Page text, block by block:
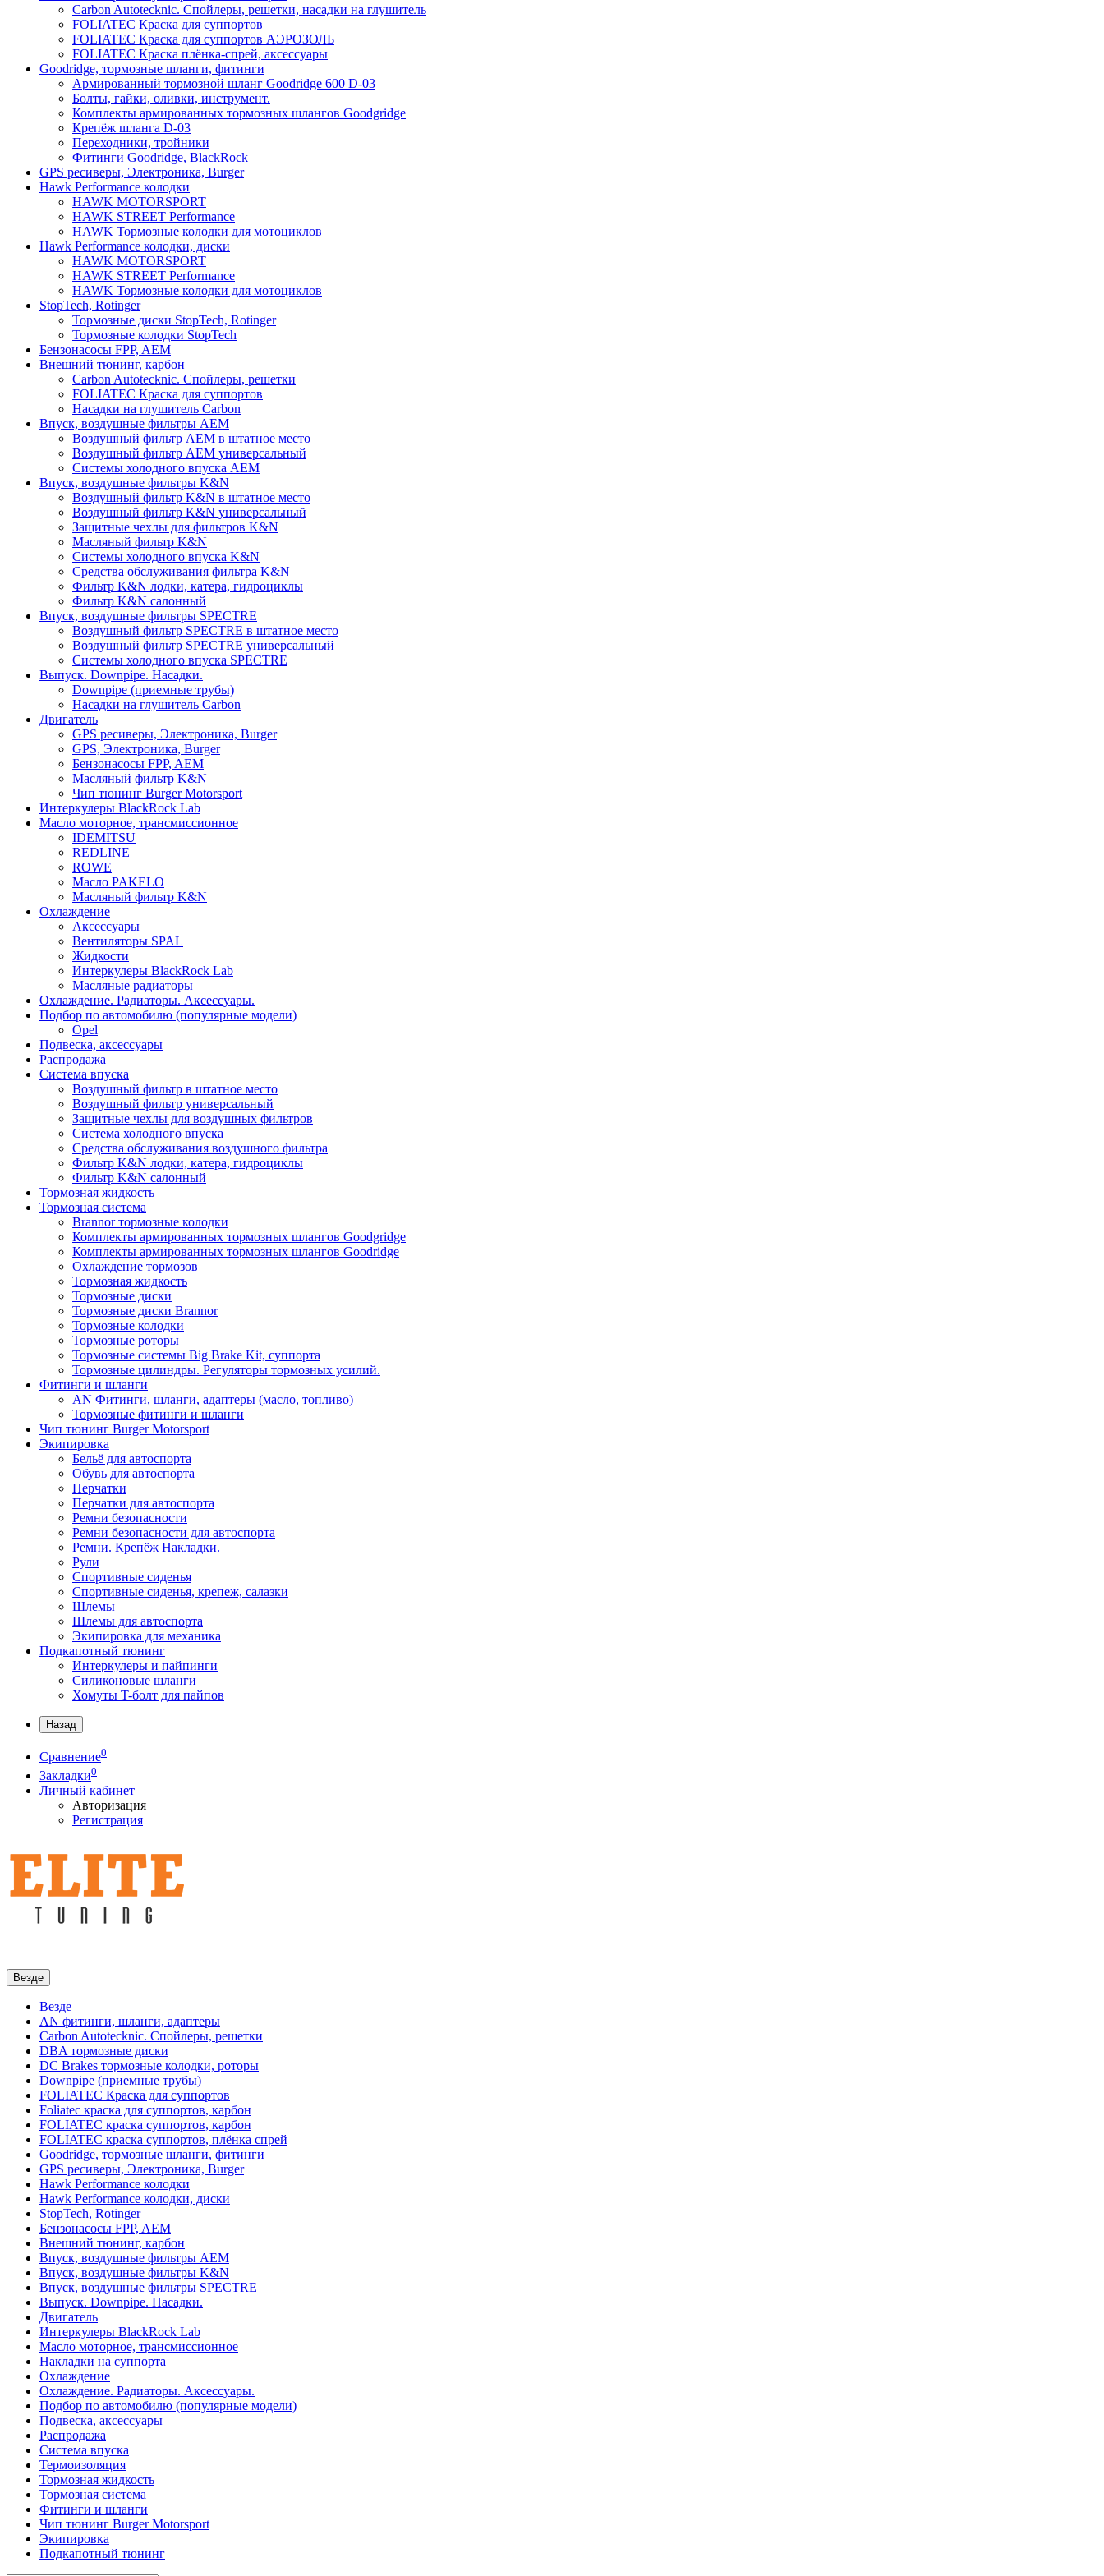
Carbon Autotecknic. Спойлеры, решетки, насадки на глушитель
FOLIATEC Краска для суппортов
FOLIATEC Краска для суппортов АЭРОЗОЛЬ
FOLIATEC Краска плёнка-спрей, аксессуары
Goodridge, тормозные шланги, фитинги
Армированный тормозной шланг Goodridge 600 D-03
Болты, гайки, оливки, инструмент.
Комплекты армированных тормозных шлангов Goodgridge
Крепёж шланга D-03
Переходники, тройники
Фитинги Goodridge, BlackRock
GPS ресиверы, Электроника, Burger
Hawk Performance колодки
HAWK MOTORSPORT
HAWK STREET Performance
HAWK Тормозные колодки для мотоциклов
Hawk Performance колодки, диски
HAWK MOTORSPORT
HAWK STREET Performance
HAWK Тормозные колодки для мотоциклов
StopTech, Rotinger
Тормозные диски StopTech, Rotinger
Тормозные колодки StopTech
Бензонасосы FPP, AEM
Внешний тюнинг, карбон
Carbon Autotecknic. Спойлеры, решетки
FOLIATEC Краска для суппортов
Насадки на глушитель Carbon
Впуск, воздушные фильтры AEM
Воздушный фильтр AEM в штатное место
Воздушный фильтр AEM универсальный
Системы холодного впуска AEM
Впуск, воздушные фильтры K&N
Воздушный фильтр K&N в штатное место
Воздушный фильтр K&N универсальный
Защитные чехлы для фильтров K&N
Масляный фильтр K&N
Системы холодного впуска K&N
Средства обслуживания фильтра K&N
Фильтр K&N лодки, катера, гидроциклы
Фильтр K&N салонный
Впуск, воздушные фильтры SPECTRE
Воздушный фильтр SPECTRE в штатное место
Воздушный фильтр SPECTRE универсальный
Системы холодного впуска SPECTRE
Выпуск. Downpipe. Насадки.
Downpipe (приемные трубы)
Насадки на глушитель Carbon
Двигатель
GPS ресиверы, Электроника, Burger
GPS, Электроника, Burger
Бензонасосы FPP, AEM
Масляный фильтр K&N
Чип тюнинг Burger Motorsport
Интеркулеры BlackRock Lab
Масло моторное, трансмиссионное
IDEMITSU
REDLINE
ROWE
Масло PAKELO
Масляный фильтр K&N
Охлаждение
Аксессуары
Вентиляторы SPAL
Жидкости
Интеркулеры BlackRock Lab
Масляные радиаторы
Охлаждение. Радиаторы. Аксессуары.
Подбор по автомобилю (популярные модели)
Opel
Подвеска, аксессуары
Распродажа
Система впуска
Воздушный фильтр в штатное место
Воздушный фильтр универсальный
Защитные чехлы для воздушных фильтров
Система холодного впуска
Средства обслуживания воздушного фильтра
Фильтр K&N лодки, катера, гидроциклы
Фильтр K&N салонный
Тормозная жидкость
Тормозная система
Brannor тормозные колодки
Комплекты армированных тормозных шлангов Goodgridge
Комплекты армированных тормозных шлангов Goodridge
Охлаждение тормозов
Тормозная жидкость
Тормозные диски
Тормозные диски Brannor
Тормозные колодки
Тормозные роторы
Тормозные системы Big Brake Kit, суппорта
Тормозные цилиндры. Регуляторы тормозных усилий.
Фитинги и шланги
AN Фитинги, шланги, адаптеры (масло, топливо)
Тормозные фитинги и шланги
Чип тюнинг Burger Motorsport
Экипировка
Бельё для автоспорта
Обувь для автоспорта
Перчатки
Перчатки для автоспорта
Ремни безопасности
Ремни безопасности для автоспорта
Ремни. Крепёж Накладки.
Рули
Спортивные сиденья
Спортивные сиденья, крепеж, салазки
Шлемы
Шлемы для автоспорта
Экипировка для механика
Подкапотный тюнинг
Интеркулеры и пайпинги
Силиконовые шланги
Хомуты T-болт для пайпов
Назад
Сравнение0
Закладки0
Личный кабинет
Авторизация
Регистрация
Везде
Везде
AN фитинги, шланги, адаптеры
Carbon Autotecknic. Спойлеры, решетки
DBA тормозные диски
DC Brakes тормозные колодки, роторы
Downpipe (приемные трубы)
FOLIATEC Краска для суппортов
Foliatec краска для суппортов, карбон
FOLIATEC краска суппортов, карбон
FOLIATEC краска суппортов, плёнка спрей
Goodridge, тормозные шланги, фитинги
GPS ресиверы, Электроника, Burger
Hawk Performance колодки
Hawk Performance колодки, диски
StopTech, Rotinger
Бензонасосы FPP, AEM
Внешний тюнинг, карбон
Впуск, воздушные фильтры AEM
Впуск, воздушные фильтры K&N
Впуск, воздушные фильтры SPECTRE
Выпуск. Downpipe. Насадки.
Двигатель
Интеркулеры BlackRock Lab
Масло моторное, трансмиссионное
Накладки на суппорта
Охлаждение
Охлаждение. Радиаторы. Аксессуары.
Подбор по автомобилю (популярные модели)
Подвеска, аксессуары
Распродажа
Система впуска
Термоизоляция
Тормозная жидкость
Тормозная система
Фитинги и шланги
Чип тюнинг Burger Motorsport
Экипировка
Подкапотный тюнинг